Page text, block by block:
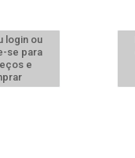
login ou
se para
e